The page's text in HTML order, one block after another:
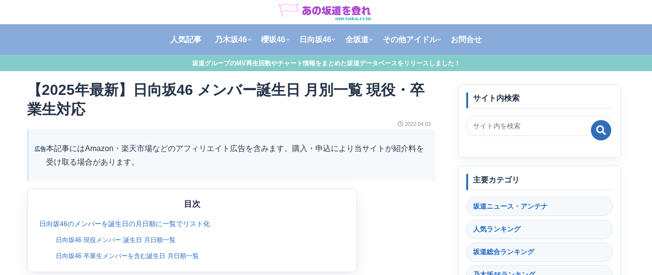
人気記事 乃木坂46 櫻坂46 日向坂46 全坂道 その他アイドル お問合せ
坂道グループのMV再生回数やチャート情報をまとめた坂道データベースをリリースしました！
【2025年最新】日向坂46 メンバー誕生日 月別一覧 現役・卒
業生対応
2022.04.03
広告本記事にはAmazon・楽天市場などのアフィリエイト広告を含みます。購入・申込により当サイトが紹介料を
受け取る場合があります。
目次
日向坂46のメンバーを誕生日の月日順に一覧でリスト化
日向坂46 現役メンバー 誕生日 月日順一覧
日向坂46 卒業生メンバーを含む誕生日 月日順一覧
サイト内検索
主要カテゴリ
坂道ニュース・アンテナ
人気ランキング
坂道総合ランキング